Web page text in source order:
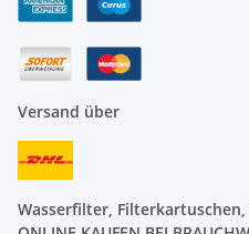
Versand über
Wasserfilter, Filterkartuschen,